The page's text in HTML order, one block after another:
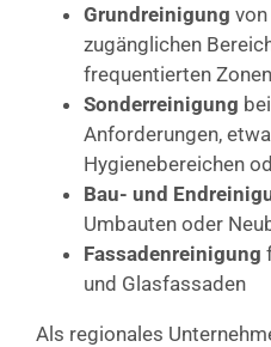
Grundreinigung
zugänglichen
frequentierten Zonen
Sonderreinigung
Anforderungen,
Hygienebereichen
Bau- und
Umbauten oder
Fassadenreinigung
und Glasfassaden
Als regionales